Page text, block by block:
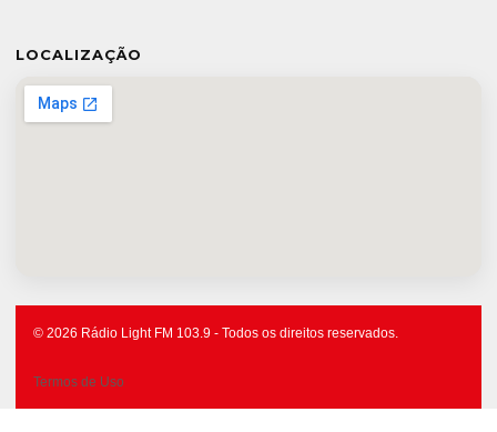
LOCALIZAÇÃO
© 2026 Rádio Light FM 103.9 - Todos os direitos reservados.
Termos de Uso